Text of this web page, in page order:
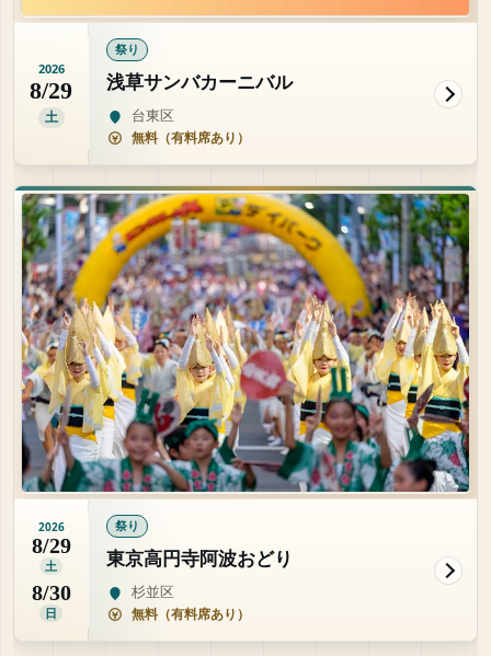
2026
8/29
土
祭り
浅草サンバカーニバル
台東区
無料（有料席あり）
2026
8/29
土
8/30
日
祭り
東京高円寺阿波おどり
杉並区
無料（有料席あり）